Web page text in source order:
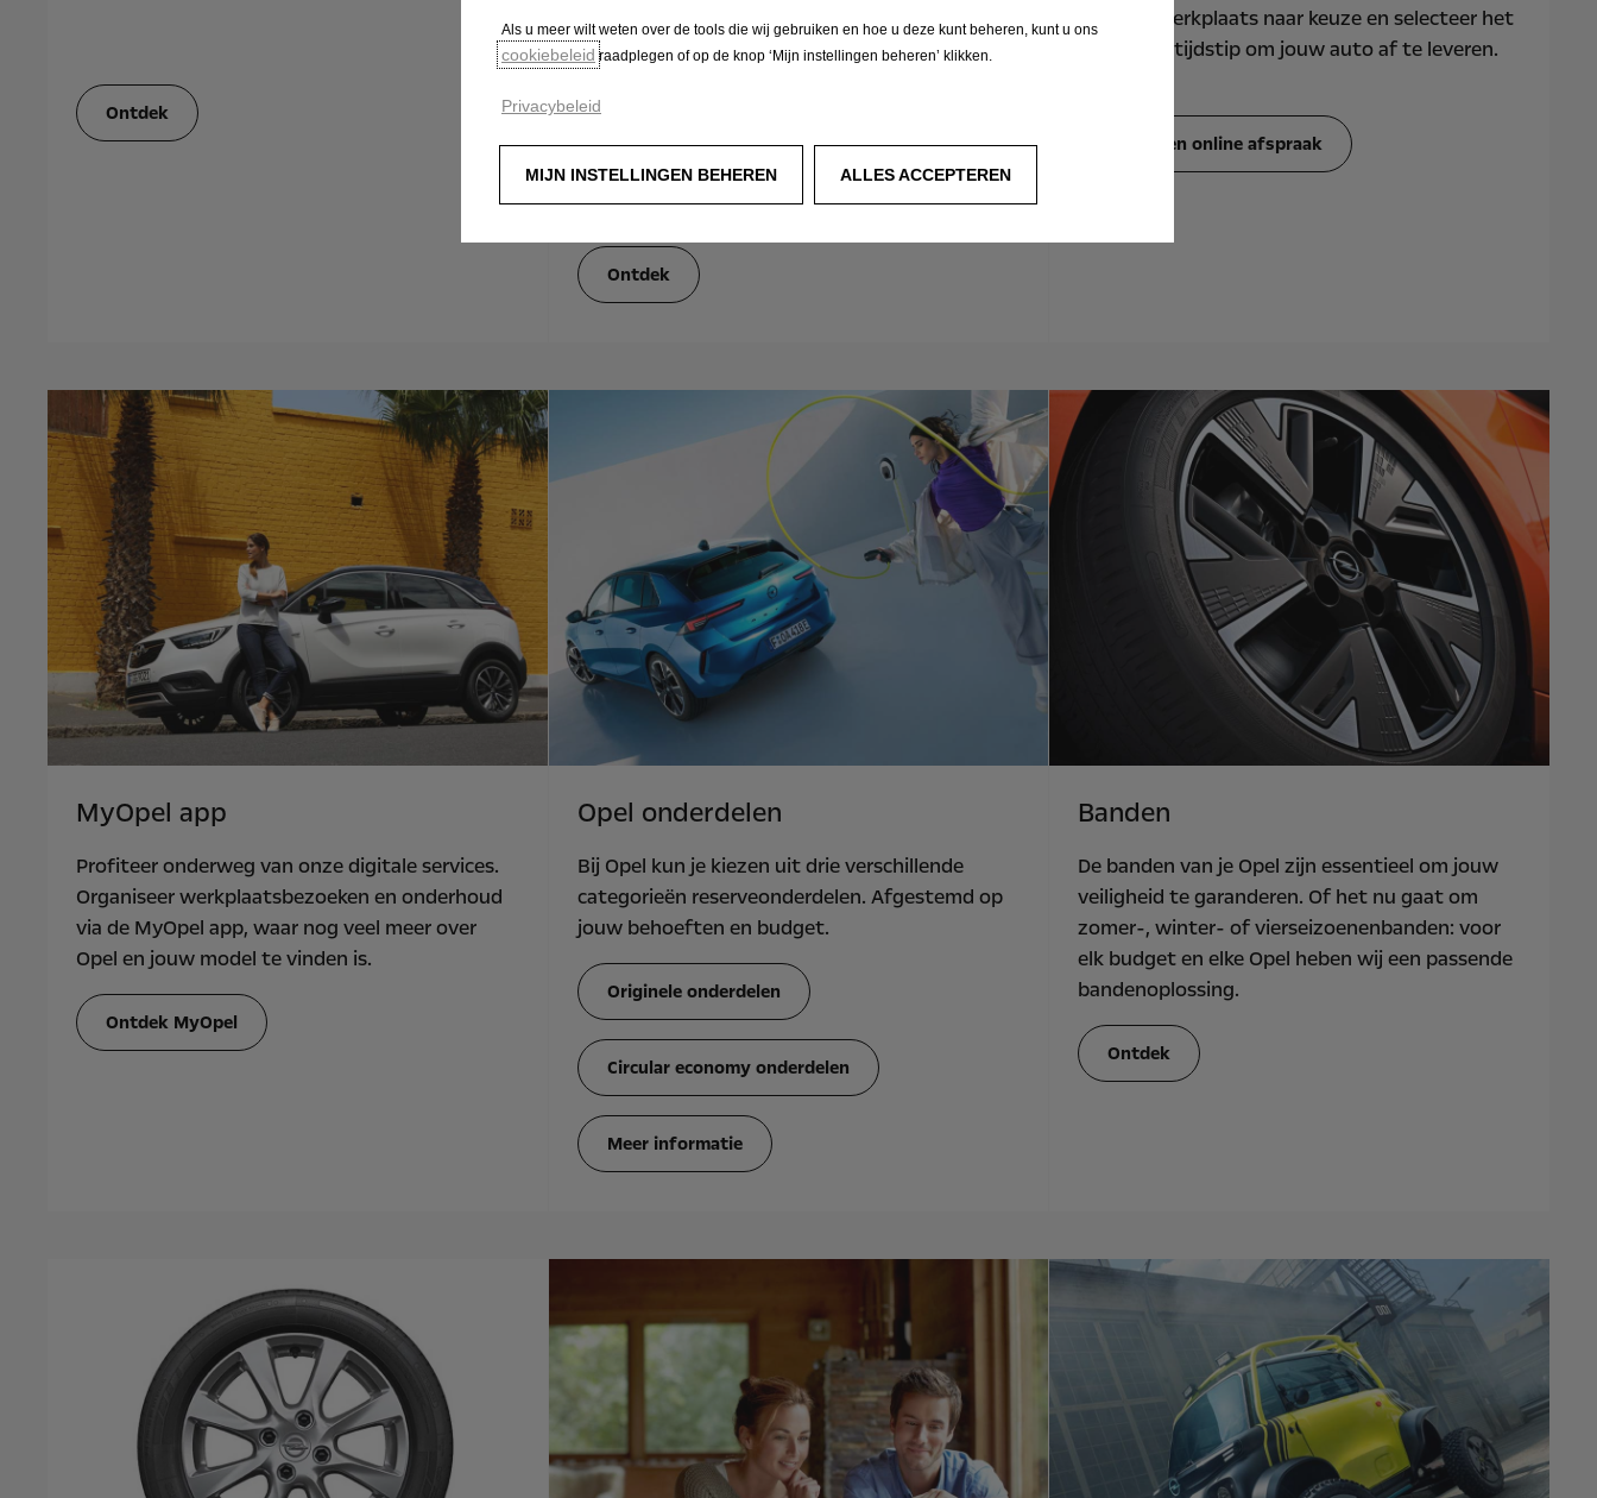
Ontdek
blijft, biedt Opel Service uitgebreide
onderdelen- en onderhoudspakketten aan. Of
olieverversing of diensten zoals een technische
inspectie, het vervangen van de ruitenwissers
of een voorruitreparatie, er is altijd een
servicepakket dat past bij jouw wensen.
Ontdek
kies een werkplaats naar keuze en selecteer het
gewenste tijdstip om jouw auto af te leveren.
Maak een online afspraak
MyOpel app
Profiteer onderweg van onze digitale services.
Organiseer werkplaatsbezoeken en onderhoud
via de MyOpel app, waar nog veel meer over
Opel en jouw model te vinden is.
Ontdek MyOpel
Opel onderdelen
Bij Opel kun je kiezen uit drie verschillende
categorieën reserveonderdelen. Afgestemd op
jouw behoeften en budget.
Originele onderdelen
Circular economy onderdelen
Meer informatie
Banden
De banden van je Opel zijn essentieel om jouw
veiligheid te garanderen. Of het nu gaat om
zomer-, winter- of vierseizoenenbanden: voor
elk budget en elke Opel heben wij een passende
bandenoplossing.
Ontdek
Als u meer wilt weten over de tools die wij gebruiken en hoe u deze kunt beheren, kunt u ons
cookiebeleid raadplegen of op de knop ‘Mijn instellingen beheren’ klikken.
Privacybeleid
MIJN INSTELLINGEN BEHEREN ALLES ACCEPTEREN